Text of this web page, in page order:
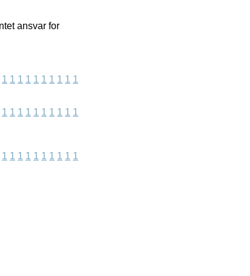
ansvar for
1 1 1 1 1 1 1 1 1 1
1 1 1 1 1 1 1 1 1 1
1 1 1 1 1 1 1 1 1 1